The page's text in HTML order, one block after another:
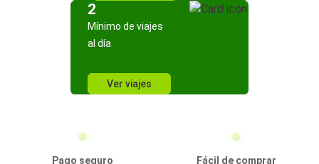
2
Mínimo de viajes
al día
Ver viajes
Pago seguro
Fácil de comprar